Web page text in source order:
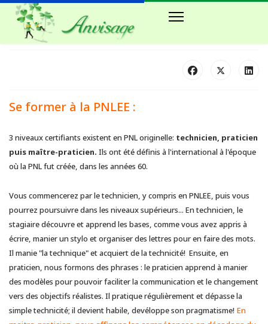
Se former à la PNLEE :
3 niveaux certifiants existent en PNL originelle: technicien, praticien
puis maître-praticien. Ils ont été définis à l'international à l'époque
où la PNL fut créée, dans les années 60.
Vous commencerez par le technicien, y compris en PNLEE, puis vous
pourrez poursuivre dans les niveaux supérieurs... En technicien, le
stagiaire découvre et apprend les bases, comme vous avez appris à
écrire, manier un stylo et organiser des lettres pour en faire des mots.
Il manie "la technique" et acquiert de la technicité! Ensuite, en
praticien, nous formons des phrases : le praticien apprend à manier
des modèles pour pouvoir faciliter la communication et le changement
vers des objectifs réalistes. Il pratique régulièrement et dépasse la
simple technicité; il devient habile, devéloppe son pragmatisme! En